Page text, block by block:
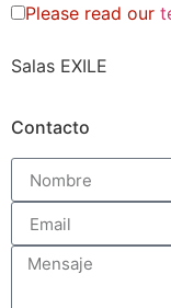
Please read our
Salas EXILE
Contacto